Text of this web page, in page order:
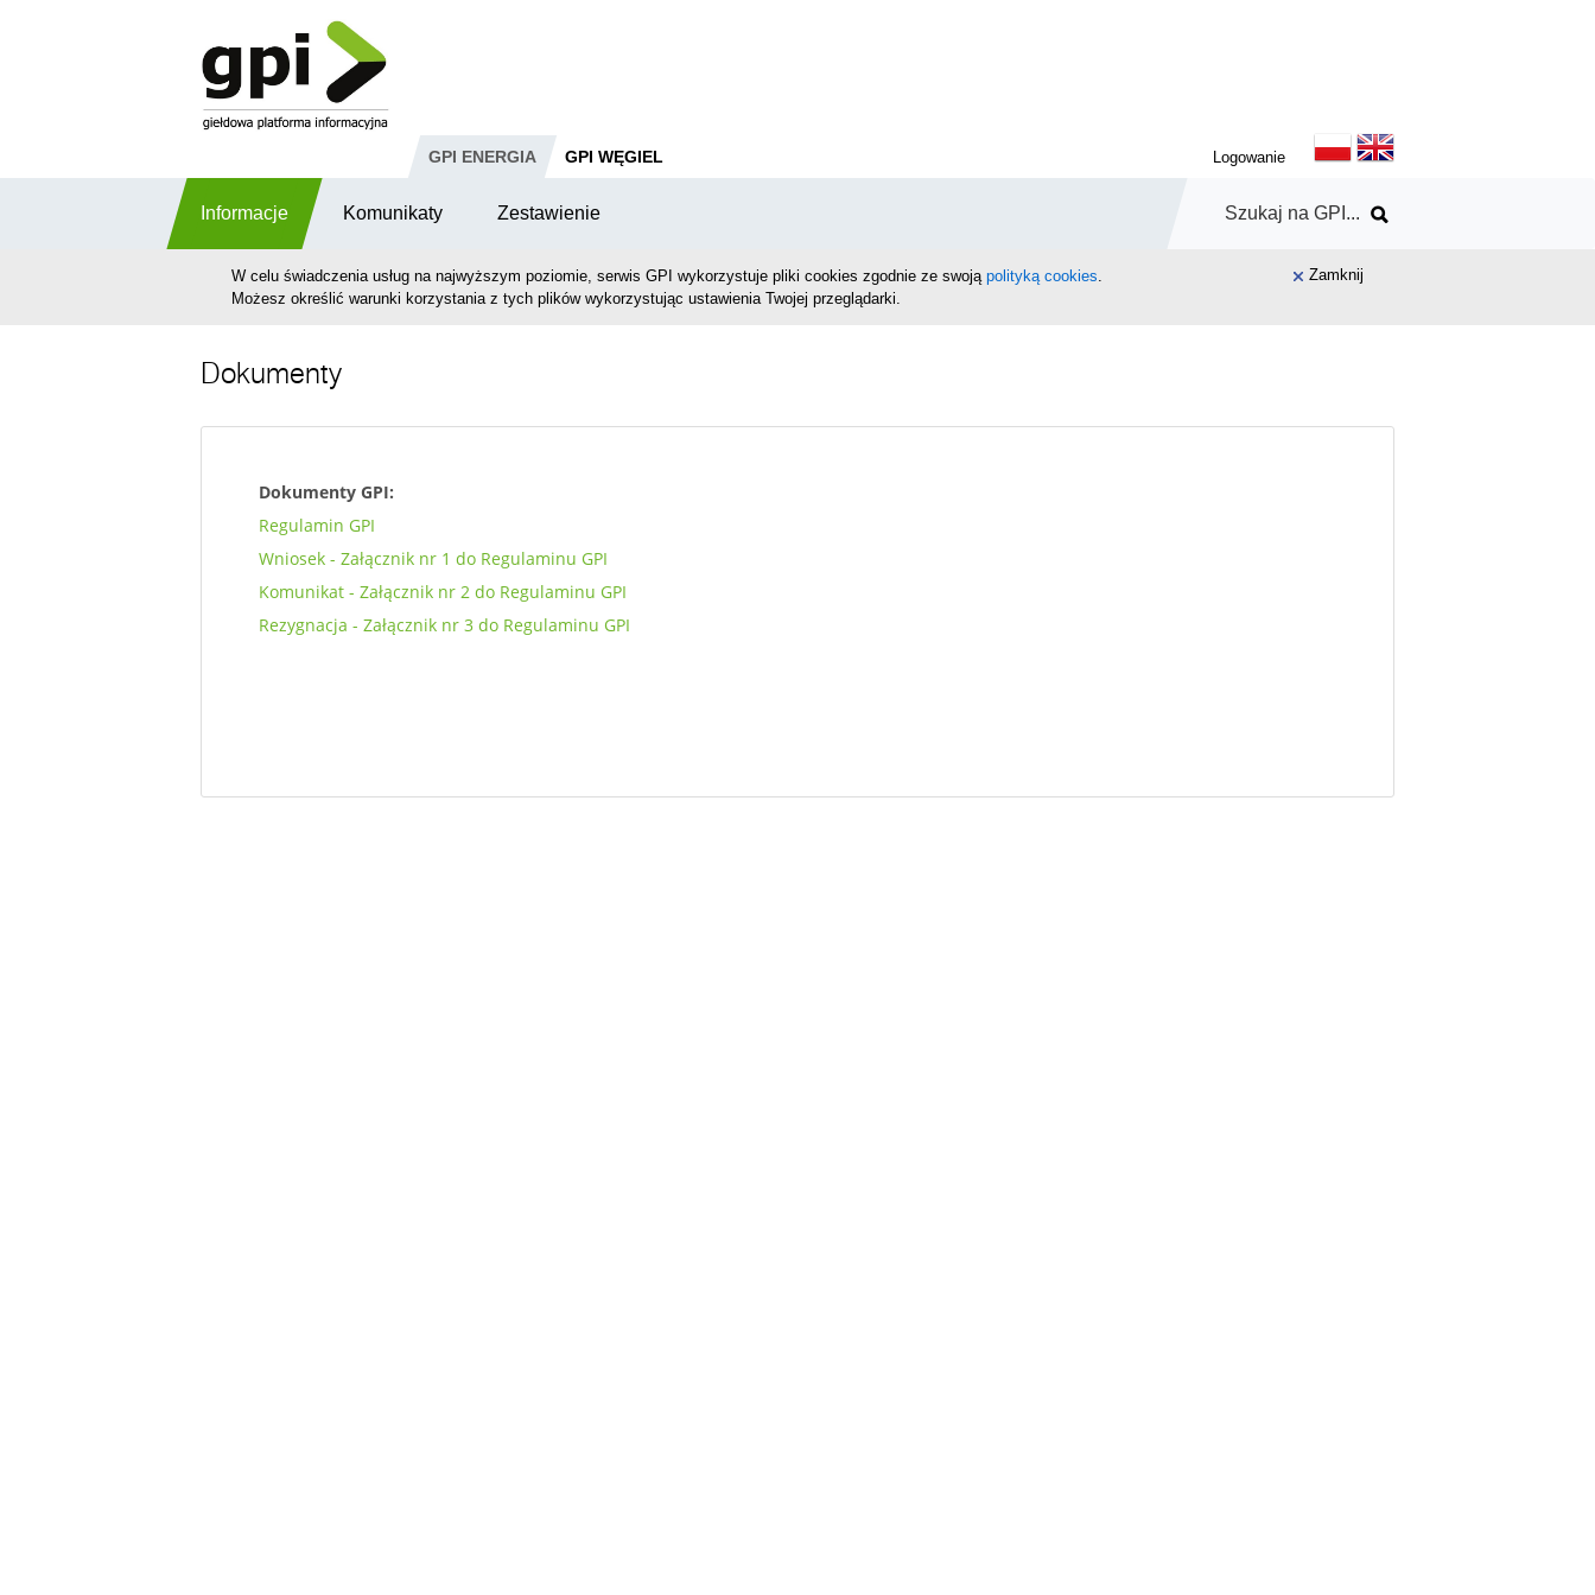
Logowanie
GPI ENERGIA GPI WĘGIEL
Informacje Komunikaty Zestawienie
W celu świadczenia usług na najwyższym poziomie, serwis GPI wykorzystuje pliki cookies zgodnie ze swoją polityką cookies.
Możesz określić warunki korzystania z tych plików wykorzystując ustawienia Twojej przeglądarki.
Zamknij
Dokumenty
Dokumenty GPI:
Regulamin GPI
Wniosek - Załącznik nr 1 do Regulaminu GPI
Komunikat - Załącznik nr 2 do Regulaminu GPI
Rezygnacja - Załącznik nr 3 do Regulaminu GPI